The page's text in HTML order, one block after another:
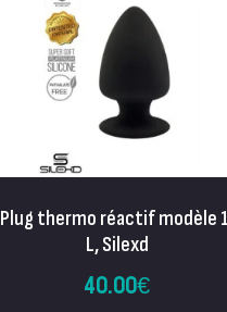
Plug thermo réactif modèle
L, Silexd
40.00€